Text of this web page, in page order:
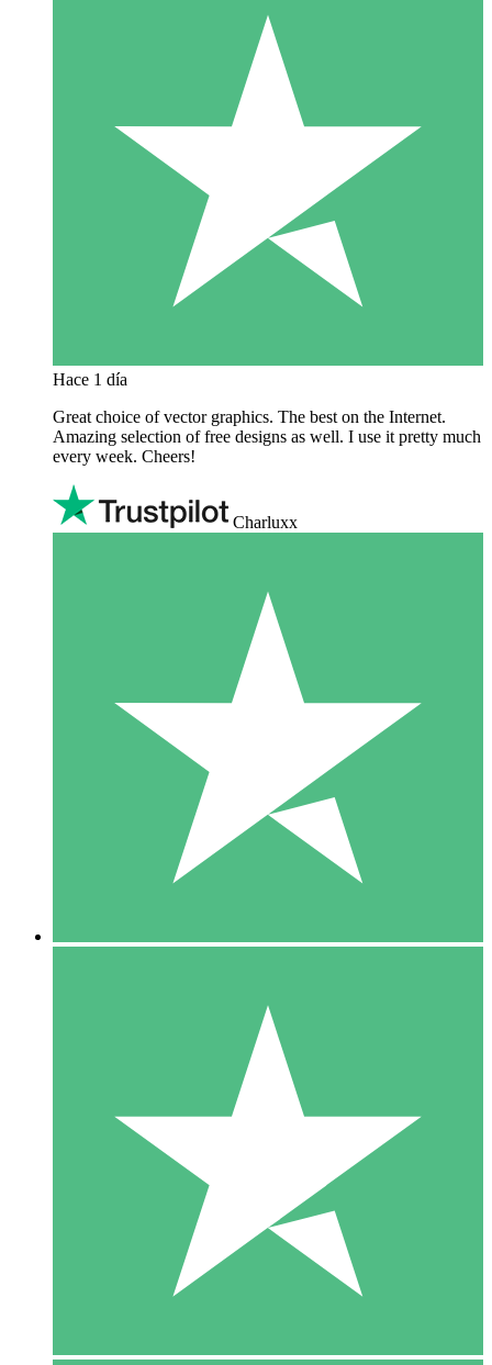
Hace 1 día
Great choice of vector graphics. The best on the Internet.
Amazing selection of free designs as well. I use it pretty much
every week. Cheers!
Charluxx